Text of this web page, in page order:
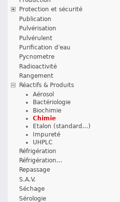
Protection et sécurité
Publication
Pulvérisation
Pulvérulent
Purification d'eau
Pycnometre
Radioactivité
Rangement
Réactifs & Produits
Aérosol
Bactériologie
Biochimie
Chimie
Etalon (standard...)
Impureté
UHPLC
Réfrigération
Réfrigération...
Repassage
S.A.V.
Séchage
Sérologie